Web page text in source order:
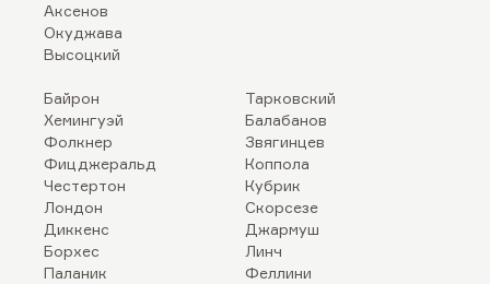
Аксенов
Окуджава
Высоцкий
Байрон
Хемингуэй
Фолкнер
Фицджеральд
Честертон
Лондон
Диккенс
Борхес
Паланик
Тарковский
Балабанов
Звягинцев
Коппола
Кубрик
Скорсезе
Джармуш
Линч
Феллини